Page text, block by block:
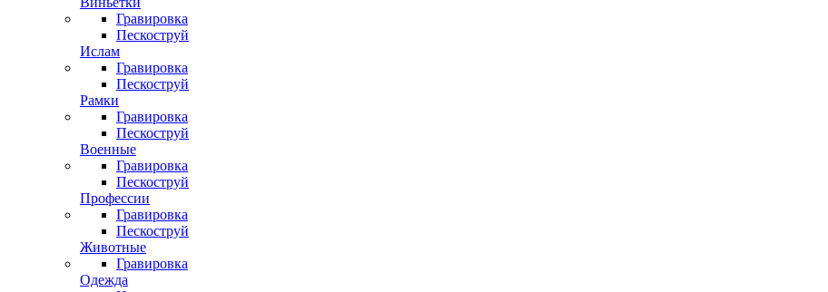
Гравировка
Пескоструй
Ислам
Гравировка
Пескоструй
Рамки
Гравировка
Пескоструй
Военные
Гравировка
Пескоструй
Профессии
Гравировка
Пескоструй
Животные
Гравировка
Одежда